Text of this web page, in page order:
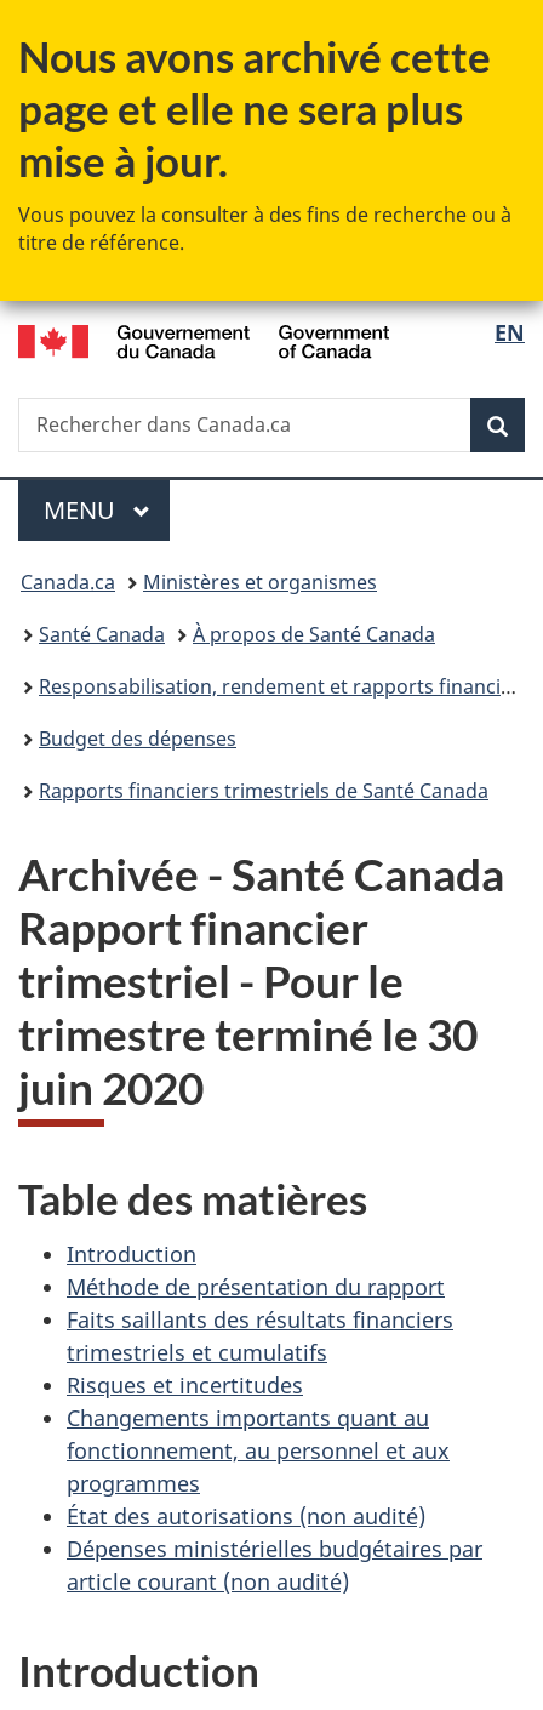
au
principal
à
Au
»
à
version
Nous avons archivé cette
page et elle ne sera plus
mise à jour.
Vous pouvez la consulter à des fins de recherche ou à
titre de référence.
de
la
EN
Recherche
Rechercher
dans
Menu
MENU PRINCIPAL
Vous
êtes
ici :
Canada.ca
Ministères et organismes
Santé Canada
À propos de Santé Canada
Responsabilisation, rendement et rapports financiers
Budget des dépenses
Rapports financiers trimestriels de Santé Canada
Archivée - Santé Canada
Rapport financier
trimestriel - Pour le
trimestre terminé le 30
juin 2020
Table des matières
Introduction
Méthode de présentation du rapport
Faits saillants des résultats financiers
trimestriels et cumulatifs
Risques et incertitudes
Changements importants quant au
fonctionnement, au personnel et aux
programmes
État des autorisations (non audité)
Dépenses ministérielles budgétaires par
article courant (non audité)
Introduction